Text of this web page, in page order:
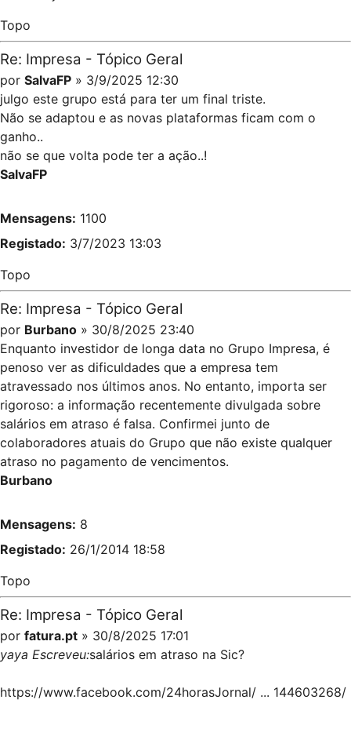
Topo
Re: Impresa - Tópico Geral
por SalvaFP » 3/9/2025 12:30
julgo este grupo está para ter um final triste.
Não se adaptou e as novas plataformas ficam com o
ganho..
não se que volta pode ter a ação..!
SalvaFP
Mensagens: 1100
Registado: 3/7/2023 13:03
Topo
Re: Impresa - Tópico Geral
por Burbano » 30/8/2025 23:40
Enquanto investidor de longa data no Grupo Impresa, é
penoso ver as dificuldades que a empresa tem
atravessado nos últimos anos. No entanto, importa ser
rigoroso: a informação recentemente divulgada sobre
salários em atraso é falsa. Confirmei junto de
colaboradores atuais do Grupo que não existe qualquer
atraso no pagamento de vencimentos.
Burbano
Mensagens: 8
Registado: 26/1/2014 18:58
Topo
Re: Impresa - Tópico Geral
por fatura.pt » 30/8/2025 17:01
yaya Escreveu:salários em atraso na Sic?
https://www.facebook.com/24horasJornal/ ... 144603268/